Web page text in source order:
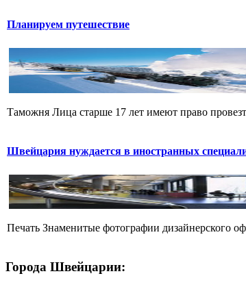
Планируем путешествие
Таможня Лица старше 17 лет имеют право
Швейцария нуждается в иностранных
Печать Знаменитые фотографии дизайнерского
Города Швейцарии: